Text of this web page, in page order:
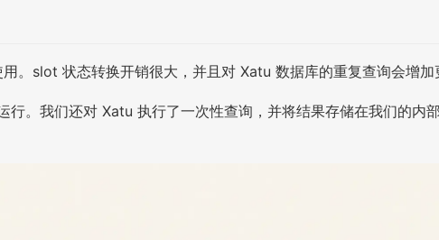
。slot 状态转换开销很大，并且对 Xatu 数据库的重复查询会增加
。我们还对 Xatu 执行了一次性查询，并将结果存储在我们的内